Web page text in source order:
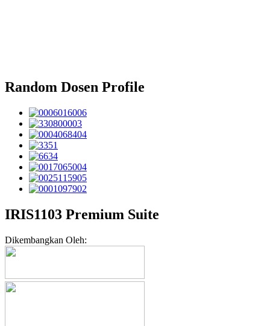
Random Dosen Profile
IRIS1103 Premium Suite
Dikembangkan Oleh: